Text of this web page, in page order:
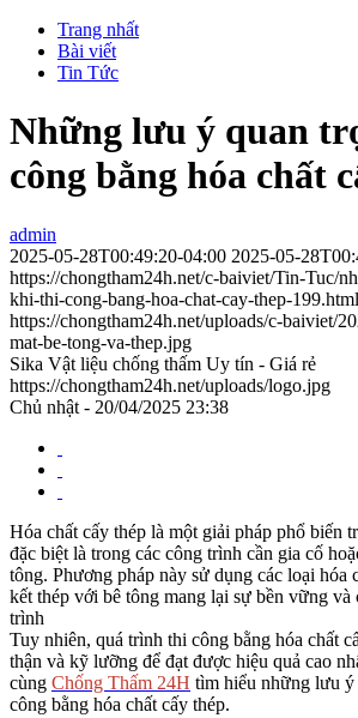
Trang nhất
Bài viết
Tin Tức
Những lưu ý quan
công bằng hóa chất
admin
2025-05-28T00:49:20-04:00 2025-05-
https://chongtham24h.net/c-baiviet/Tin-Tuc/
khi-thi-cong-bang-hoa-chat-cay-thep-199.html
https://chongtham24h.net/uploads/c-baiviet/
mat-be-tong-va-thep.jpg
Sika Vật liệu chống thấm Uy tín - Giá rẻ
https://chongtham24h.net/uploads/logo.jpg
Chủ nhật - 20/04/2025 23:38
Hóa chất cấy thép là một giải pháp phổ biến
đặc biệt là trong các công trình cần gia cố
tông. Phương pháp này sử dụng các loại hóa
kết thép với bê tông mang lại sự bền vững và
trình
Tuy nhiên, quá trình thi công bằng hóa chất
thận và kỹ lưỡng để đạt được hiệu quả cao
cùng Chống Thấm 24H tìm hiểu những lưu
công bằng hóa chất cấy thép.